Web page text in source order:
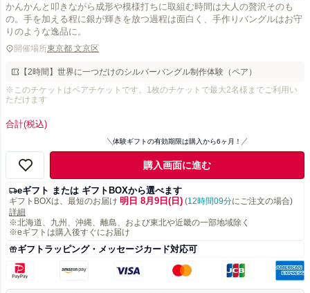
かんかんと叩きながら成形や模様打ちに取組む時間は大人の贅沢そのも
の。手を加える程に銀が輝きを放つ過程は面白く、手作りバングルはお守
りのような逸品に。
開催場所東京都 文京区
【2時間】世界に一つだけのシルバーバングル制作体験（ペア）
※このチケットはペアチケットです。1枚のチケットで最大2名様までご利用い
ただけます
合計(税込)
体験ギフトの有効期限は購入から6ヶ月！
購入画面に進む
eギフト または ギフトBOXから選べます
ギフトBOXは、最短のお届け 明日 8月9日(日) (12時間09分にご注文の場合)
詳細
※北海道、九州、沖縄、離島、および東北や近畿の一部地域除く
※eギフトは購入後すぐにお届け
ギフトラッピング・メッセージカード対応可